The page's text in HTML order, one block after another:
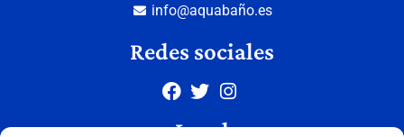
info@aquabaño.es
Redes sociales
Legal